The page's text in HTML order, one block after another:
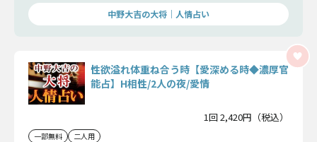
中野大吉の大将｜人情占い
性欲溢れ体重ね合う時【愛深める時◆濃厚官
能占】H相性/2人の夜/愛情
1回 2,420円（税込）
一部無料 二人用